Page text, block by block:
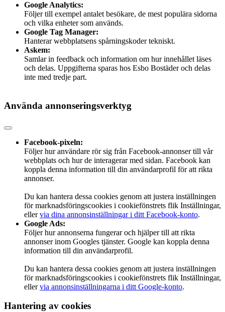
Google Analytics:
Följer till exempel antalet besökare, de mest populära sidorna
och vilka enheter som används.
Google Tag Manager:
Hanterar webbplatsens spårningskoder tekniskt.
Askem:
Samlar in feedback och information om hur innehållet läses
och delas. Uppgifterna sparas hos Esbo Bostäder och delas
inte med tredje part.
Använda annonseringsverktyg
Facebook-pixeln:
Följer hur användare rör sig från Facebook-annonser till vår
webbplats och hur de interagerar med sidan. Facebook kan
koppla denna information till din användarprofil för att rikta
annonser.
Du kan hantera dessa cookies genom att justera inställningen
för marknadsföringscookies i cookiefönstrets flik Inställningar,
ellervia dina annonsinställningar i ditt Facebook-konto.
Google Ads:
Följer hur annonserna fungerar och hjälper till att rikta
annonser inom Googles tjänster. Google kan koppla denna
information till din användarprofil.
Du kan hantera dessa cookies genom att justera inställningen
för marknadsföringscookies i cookiefönstrets flik Inställningar,
ellervia annonsinställningarna i ditt Google-konto.
Hantering av cookies